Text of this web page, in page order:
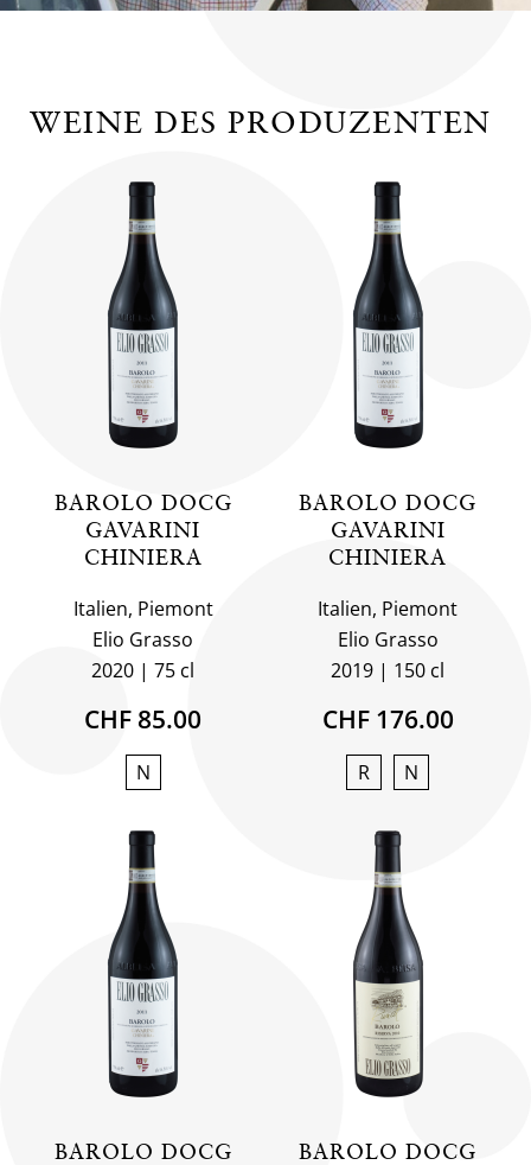
WEINE DES PRODUZENTEN
BAROLO DOCG
GAVARINI
CHINIERA
Italien, Piemont
Elio Grasso
2020
75 cl
CHF 85.00
N
BAROLO DOCG
GAVARINI
CHINIERA
Italien, Piemont
Elio Grasso
2019
150 cl
CHF 176.00
R N
BAROLO DOCG
BAROLO DOCG